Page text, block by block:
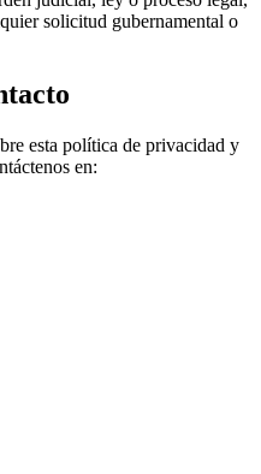
solicitud gubernamental o
esta política de privacidad y
en: